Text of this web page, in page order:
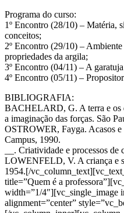
Programa do curso:
1º Encontro (28/10) – Matéria,
conceitos;
2º Encontro (29/10) –
propriedades da argila;
3º Encontro (04/11) – A
4º Encontro (05/11) –
BIBLIOGRAFIA:
BACHELARD, G. A terra e os
a imaginação das forças. São
OSTROWER, Fayga. Acasos e
Campus, 1990.
__. Criatividade e processos
LOWENFELD, V. A criança e
1954.[/
title=”Quem é a
width=”1/4″][vc_single_image
alignment=”center”